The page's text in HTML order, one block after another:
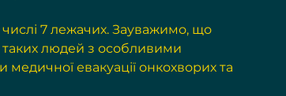
7 лежачих. Зауважимо, що
таких людей з особливими
медичної евакуації онкохворих та